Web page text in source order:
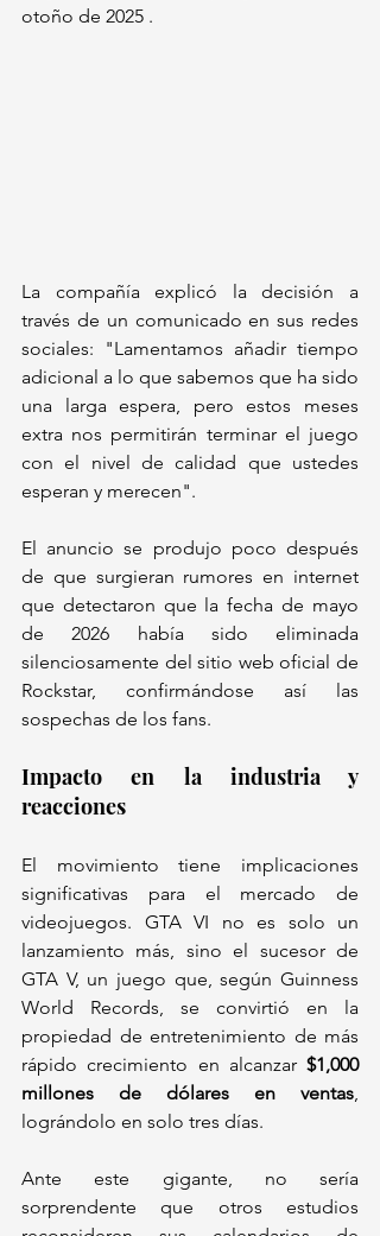
otoño de 2025 .
La compañía explicó la decisión a
través de un comunicado en sus redes
sociales: "Lamentamos añadir tiempo
adicional a lo que sabemos que ha sido
una larga espera, pero estos meses
extra nos permitirán terminar el juego
con el nivel de calidad que ustedes
esperan y merecen".
El anuncio se produjo poco después
de que surgieran rumores en internet
que detectaron que la fecha de mayo
de 2026 había sido eliminada
silenciosamente del sitio web oficial de
Rockstar, confirmándose así las
sospechas de los fans.
Impacto en la industria y
reacciones
El movimiento tiene implicaciones
significativas para el mercado de
videojuegos. GTA VI no es solo un
lanzamiento más, sino el sucesor de
GTA V, un juego que, según Guinness
World Records, se convirtió en la
propiedad de entretenimiento de más
rápido crecimiento en alcanzar $1,000
millones de dólares en ventas
lográndolo en solo tres días.
Ante este gigante, no sería
sorprendente que otros estudios